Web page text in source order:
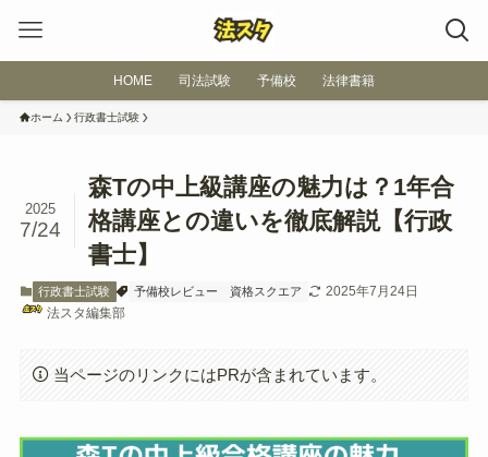
HOME 司法試験 予備校 法律書籍
ホーム 行政書士試験
森Tの中上級講座の魅力は？1年合
格講座との違いを徹底解説【行政
書士】
2025
7/24
行政書士試験 予備校レビュー 資格スクエア
2025年7月24日
法スタ編集部
当ページのリンクにはPRが含まれています。